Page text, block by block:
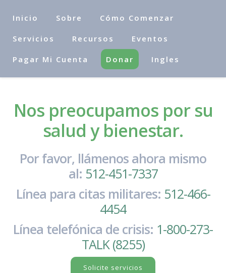
Inicio Sobre Cómo Comenzar
Servicios Recursos Eventos
Pagar Mi Cuenta Donar Ingles
Nos preocupamos por su
salud y bienestar.
Por favor, llámenos ahora mismo
al: 512-451-7337
Línea para citas militares: 512-466-
4454
Línea telefónica de crisis: 1-800-273-
TALK (8255)
Solicite servicios